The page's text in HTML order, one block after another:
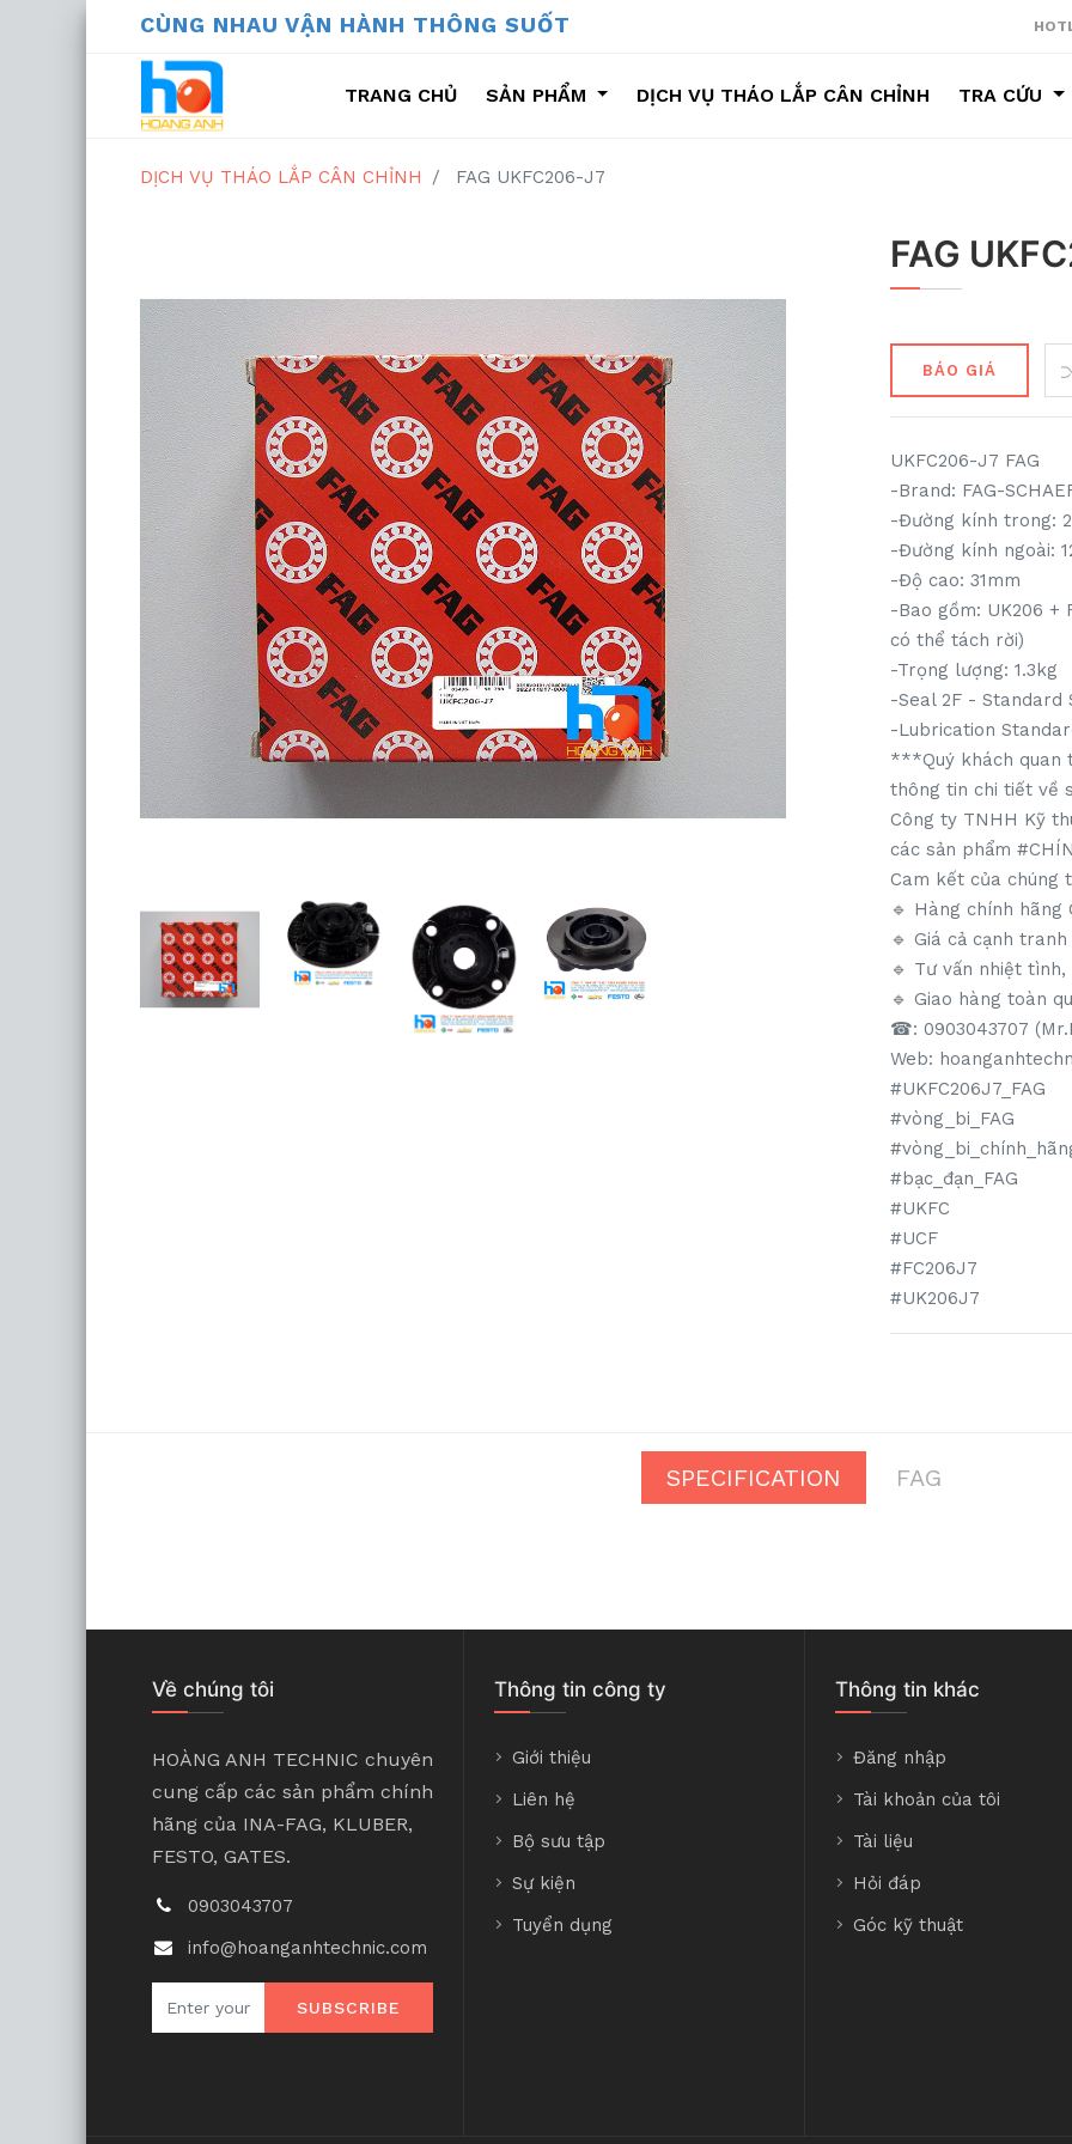
CÙNG NHAU VẬN HÀNH THÔNG SUỐT
TRANG CHỦ SẢN PHẨM DỊCH VỤ THÁO LẮP CÂN CHỈNH TRA CỨU
DỊCH VỤ THÁO LẮP CÂN CHỈNH FAG UKFC206-J7
FAG
BÁO GIÁ
UKFC206-J7 FAG
-Brand: FAG-
-Đường kính trong:
-Đường kính ngoài:
-Độ cao: 31mm
-Bao gồm: UK206 +
có thể tách rời)
-Trọng lượng: 1.3kg
-Seal 2F - Standard
-Lubrication
***Quý khách quan
thông tin chi tiết về
Công ty TNHH Kỹ
các sản phẩm
Cam kết của chúng
🔹️ Hàng chính hãng
🔹️ Giá cả cạnh
🔹 Tư vấn nhiệt tình,
🔹️ Giao hàng toàn
☎: 0903043707
Web:
#UKFC206J7_FAG
#vòng_bi_FAG
#bạc_đạn_FAG
#UKFC
#UCF
#FC206J7
#UK206J7
SPECIFICATION FAG
Về chúng tôi
HOÀNG ANH TECHNIC chuyên
cung cấp các sản phẩm chính
hãng của INA-FAG, KLUBER,
FESTO, GATES.
0903043707
info@hoanganhtechnic.com
SUBSCRIBE
Thông tin công ty
Giới thiệu
Liên hệ
Bộ sưu tập
Sự kiện
Tuyển dụng
Thông tin khác
Đăng nhập
Tài khoản của tôi
Tài liệu
Hỏi đáp
Góc kỹ thuật